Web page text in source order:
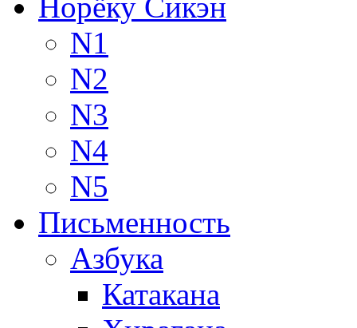
N1
N2
N3
N4
N5
Письменность
Азбука
Катакана